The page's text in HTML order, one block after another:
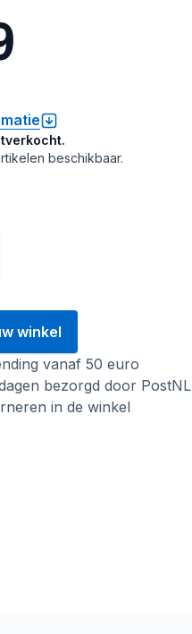
beschikbaar.
winkel
vanaf 50 euro
bezorgd door PostNL
in de winkel